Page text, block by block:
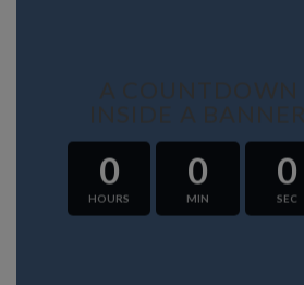
A COUNTDOWN
INSIDE A BANNER
0
HOURS
0
MIN
0
SEC